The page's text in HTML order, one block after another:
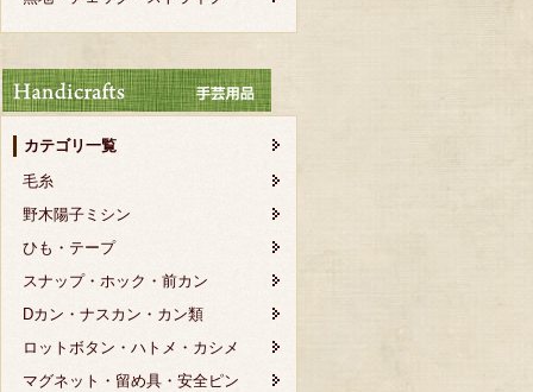
カテゴリ一覧
毛糸
野木陽子ミシン
ひも・テープ
スナップ・ホック・前カン
Dカン・ナスカン・カン類
ロットボタン・ハトメ・カシメ
マグネット・留め具・安全ピン